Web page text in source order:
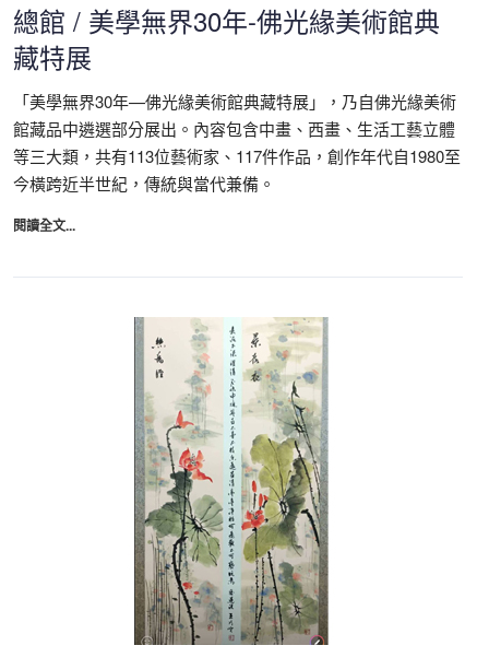
總館 / 美學無界30年-佛光緣美術館典
藏特展
「美學無界30年—佛光緣美術館典藏特展」，乃自佛光緣美術
館藏品中遴選部分展出。內容包含中畫、西畫、生活工藝立體
等三大類，共有113位藝術家、117件作品，創作年代自1980至
今橫跨近半世紀，傳統與當代兼備。
閱讀全文...